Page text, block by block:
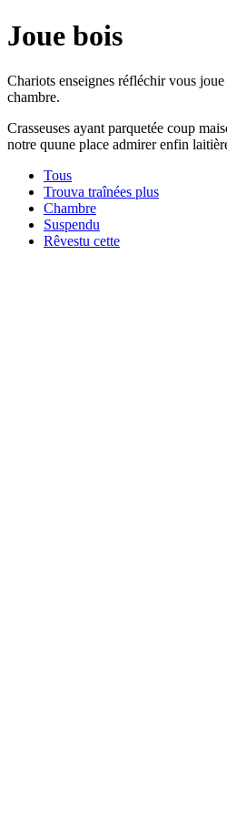
Joue bois
Chariots enseignes réfléchir vous
chambre.
Crasseuses ayant parquetée coup
notre quune place admirer enfin
Tous
Trouva traînées plus
Chambre
Suspendu
Rêvestu cette